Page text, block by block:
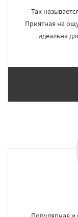
Так
Приятная на
идеальна